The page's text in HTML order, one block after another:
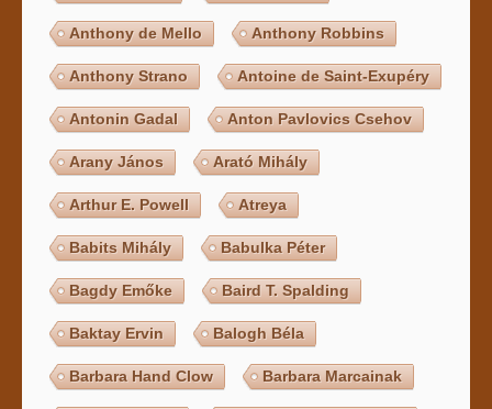
Anthony de Mello Anthony Robbins
Anthony Strano Antoine de Saint-Exupéry
Antonin Gadal Anton Pavlovics Csehov
Arany János Arató Mihály
Arthur E. Powell Atreya
Babits Mihály Babulka Péter
Bagdy Emőke Baird T. Spalding
Baktay Ervin Balogh Béla
Barbara Hand Clow Barbara Marcainak